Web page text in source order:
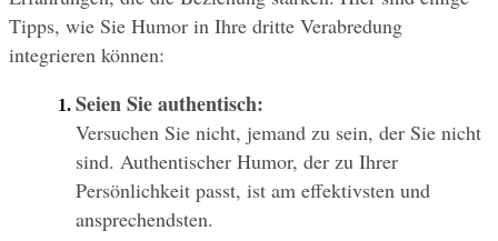
Tipps, wie Sie Humor in Ihre dritte Verabredung
integrieren können:
Seien Sie authentisch:
Versuchen Sie nicht, jemand zu sein, der Sie nicht
sind. Authentischer Humor, der zu Ihrer
Persönlichkeit passt, ist am effektivsten und
ansprechendsten.